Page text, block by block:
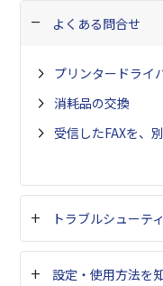
よくある問合せ
プリンタードライ
消耗品の交換
受信したFAXを、
トラブルシューテ
設定・使用方法を